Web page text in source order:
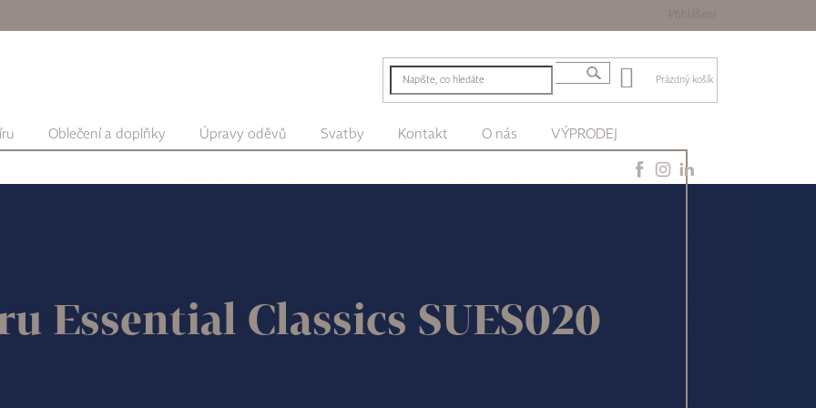
Přihlášení
Prázdný košík
Oblečení a doplňky Úpravy oděvů Svatby Kontakt O nás VÝPRODEJ
Essential Classics SUES020